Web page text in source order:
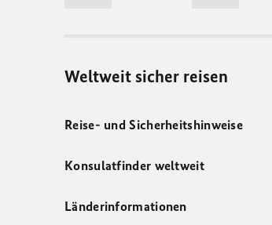
Weltweit sicher reisen
Reise- und Sicherheitshinweise
Konsulatfinder weltweit
Länderinformationen